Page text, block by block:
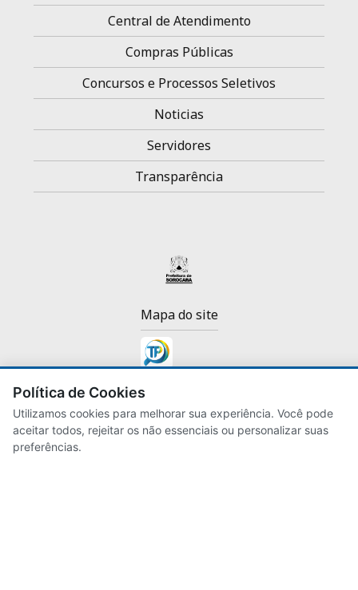
Central de Atendimento
Compras Públicas
Concursos e Processos Seletivos
Noticias
Servidores
Transparência
Mapa do site
Desenvolvido para Prefeitura de Sorocaba
pelos
Política de Cookies
Utilizamos cookies para melhorar sua experiência. Você pode
aceitar todos, rejeitar os não essenciais ou personalizar suas
preferências.